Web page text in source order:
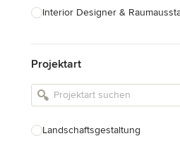
Interior Designer &
Landschaftsarchitekten
Armaturen & Sanitärbedarf
Einbauschränke
Projektart
Landschaftsgestaltung